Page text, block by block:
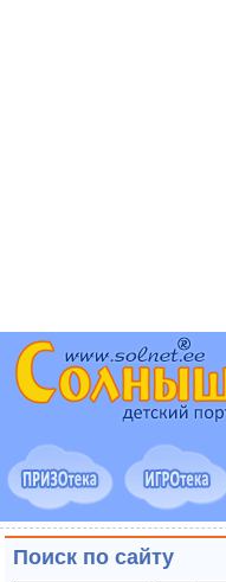
Поиск по сайту